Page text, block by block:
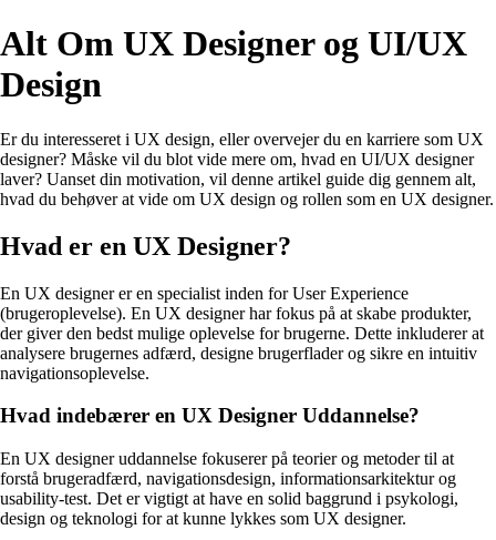
Alt Om UX Designer og UI/UX
Design
Er du interesseret i UX design, eller overvejer du en karriere som UX
designer? Måske vil du blot vide mere om, hvad en UI/UX designer
laver? Uanset din motivation, vil denne artikel guide dig gennem alt,
hvad du behøver at vide om UX design og rollen som en UX designer.
Hvad er en UX Designer?
En UX designer er en specialist inden for User Experience
(brugeroplevelse). En UX designer har fokus på at skabe produkter,
der giver den bedst mulige oplevelse for brugerne. Dette inkluderer at
analysere brugernes adfærd, designe brugerflader og sikre en intuitiv
navigationsoplevelse.
Hvad indebærer en UX Designer Uddannelse?
En UX designer uddannelse fokuserer på teorier og metoder til at
forstå brugeradfærd, navigationsdesign, informationsarkitektur og
usability-test. Det er vigtigt at have en solid baggrund i psykologi,
design og teknologi for at kunne lykkes som UX designer.